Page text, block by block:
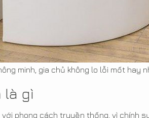
minh, gia chủ không lo lỗi mốt hay
là gì
phong cách truyền thống, vì chính